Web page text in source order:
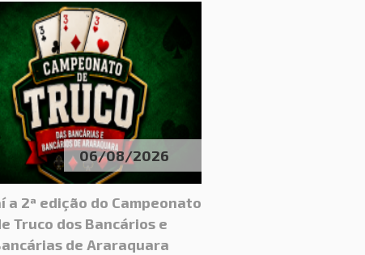
06/08/2026
a 2ª edição do Campeonato
Truco dos Bancários e
de Araraquara